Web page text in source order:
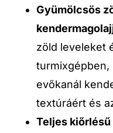
Gyümölcsös
zöld leveleket
turmixgépben,
evőkanál
textúráért és
Teljes